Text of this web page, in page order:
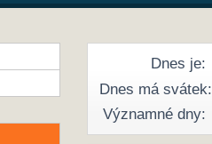
Dnes je:
Dnes má svátek:
Významné dny: